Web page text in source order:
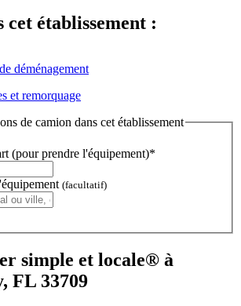
cet établissement :
déménagement
et remorquage
de camion dans cet établissement
(pour prendre l'équipement)*
(facultatif)
simple et locale® à
FL 33709